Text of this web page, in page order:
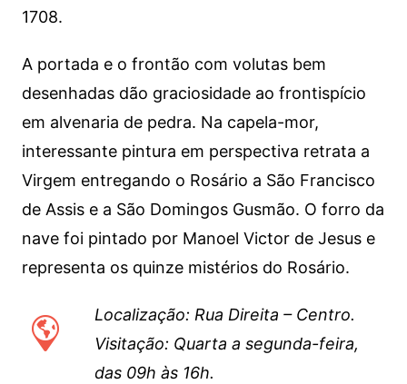
1708.
A portada e o frontão com volutas bem
desenhadas dão graciosidade ao frontispício
em alvenaria de pedra. Na capela-mor,
interessante pintura em perspectiva retrata a
Virgem entregando o Rosário a São Francisco
de Assis e a São Domingos Gusmão. O forro da
nave foi pintado por Manoel Victor de Jesus e
representa os quinze mistérios do Rosário.
Localização: Rua Direita – Centro.
Visitação: Quarta a segunda-feira,
das 09h às 16h.